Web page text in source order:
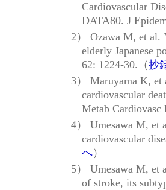
Cardiovascular
DATA80. J
2） Ozawa M, et al.
elderly Japanese
62: 1224-30.（抄
3） Maruyama K, et
cardiovascular
Metab
4） Umesawa M, et
cardiovascular
へ）
5） Umesawa M, et
of stroke, its